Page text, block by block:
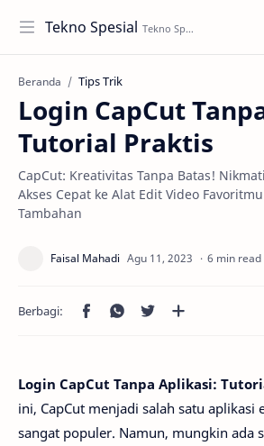
Tekno Spesial
Beranda Tips Trik
Login CapCut
Tutorial Praktis
CapCut: Kreativitas Tanpa Batas!
Akses Cepat ke Alat Edit Video
Tambahan
6 min read
Login CapCut Tanpa Aplikasi:
ini, CapCut menjadi salah satu aplikasi
sangat populer. Namun, mungkin ada